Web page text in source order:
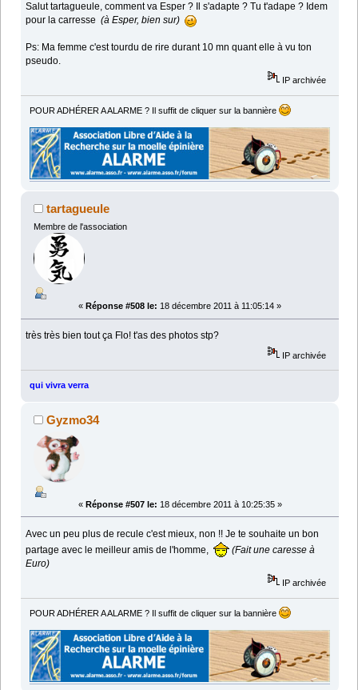
Salut tartagueule, comment va Esper ? Il s'adapte ? Tu t'adape ? Idem
pour la carresse(à Esper, bien sur)
Ps: Ma femme c'est tourdu de rire durant 10 mn quant elle à vu ton
pseudo.
IP archivée
POUR ADHÉRER A ALARME ? Il suffit de cliquer sur la bannière
tartagueule
Membre de l'association
« Réponse #508 le: 18 décembre 2011 à 11:05:14 »
très très bien tout ça Flo! t'as des photos stp?
IP archivée
qui vivra verra
Gyzmo34
« Réponse #507 le: 18 décembre 2011 à 10:25:35 »
Avec un peu plus de recule c'est mieux, non !! Je te souhaite un bon
partage avec le meilleur amis de l'homme,
(Fait une caresse à
Euro)
IP archivée
POUR ADHÉRER A ALARME ? Il suffit de cliquer sur la bannière